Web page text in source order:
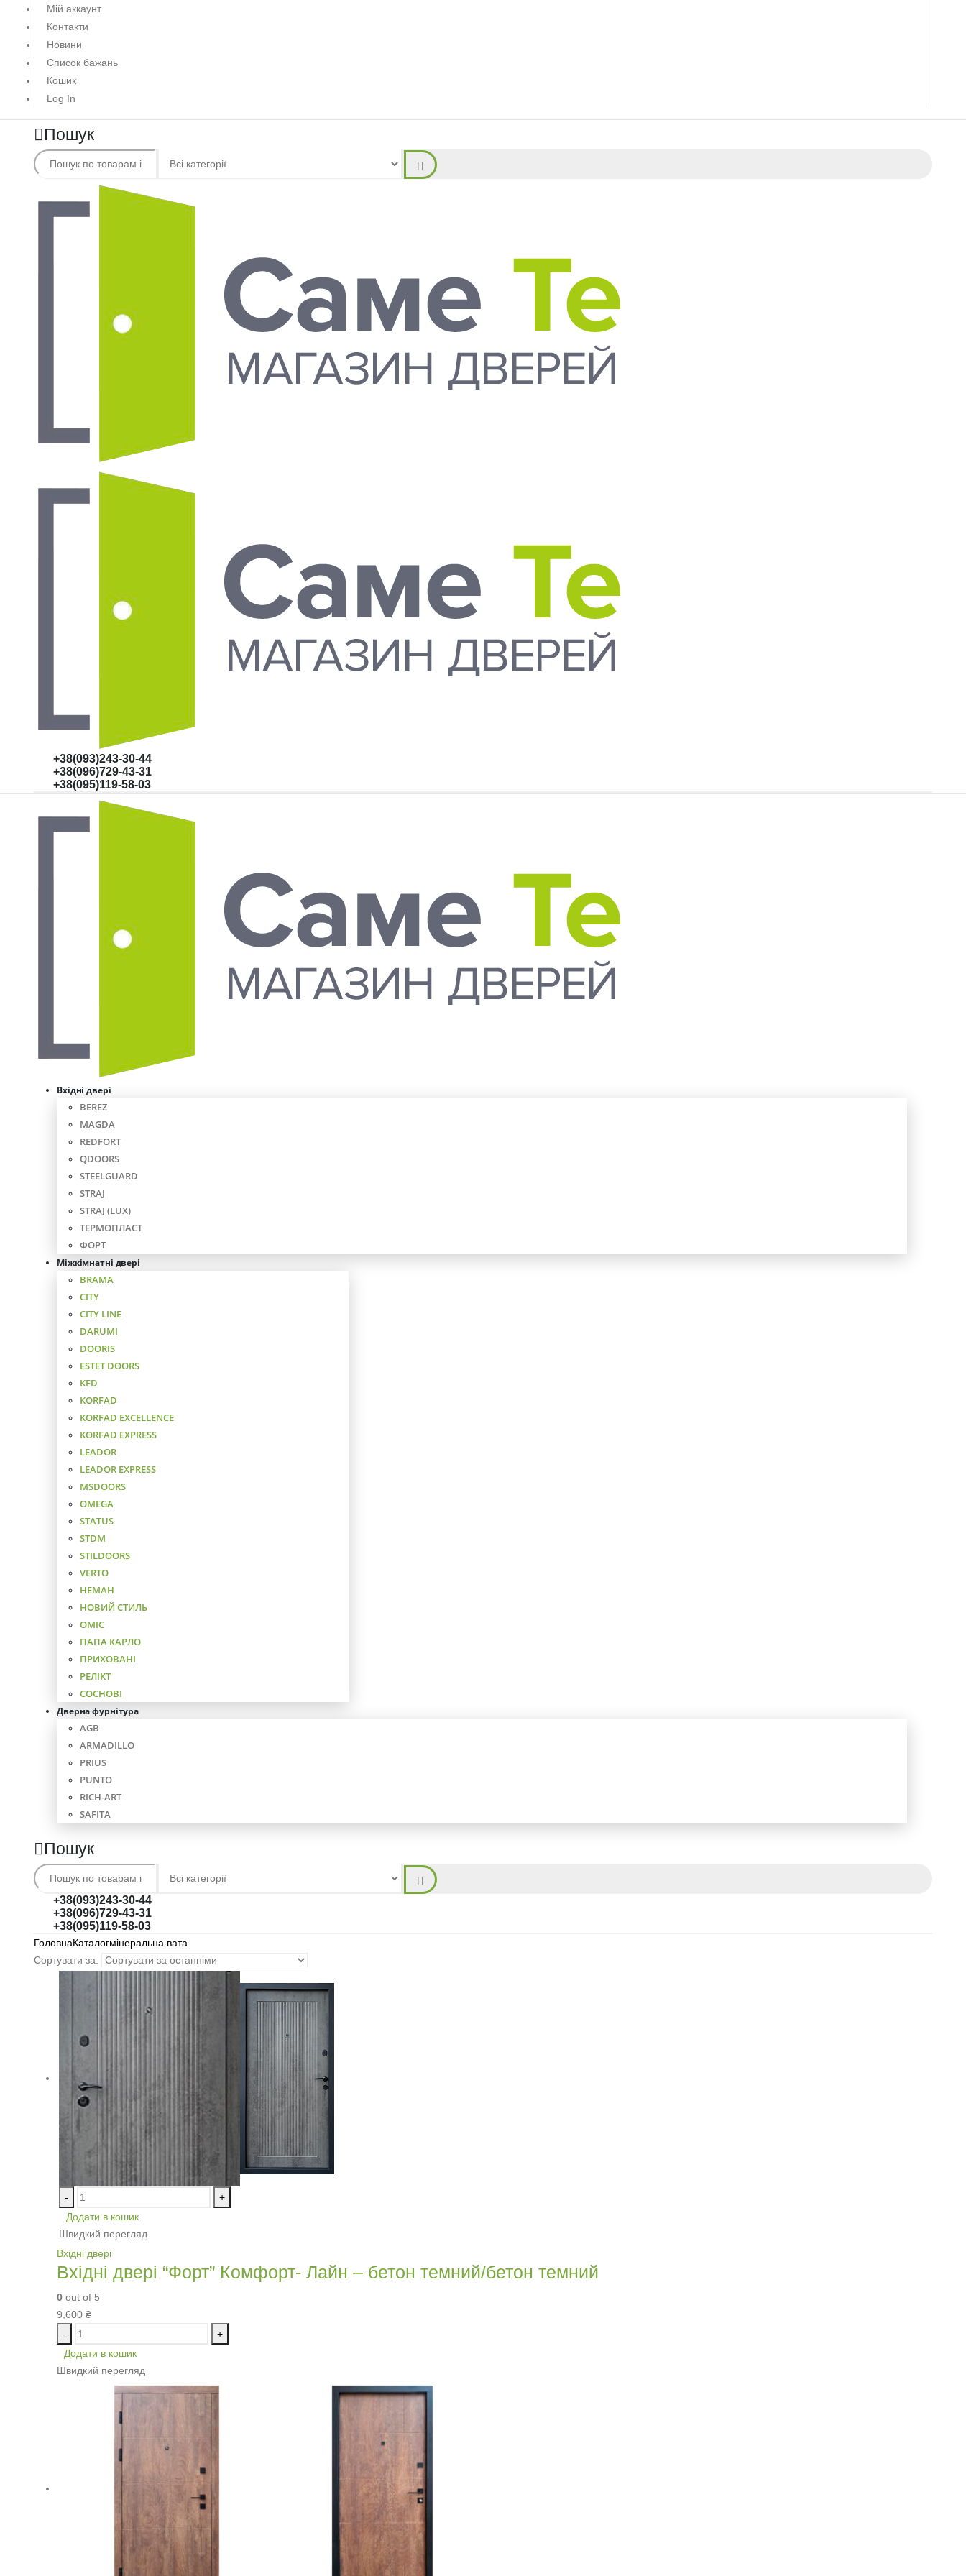
Мій аккаунт
Контакти
Новини
Список бажань
Кошик
Log In
Пошук
+38(093)243-30-44
+38(096)729-43-31
+38(095)119-58-03
Вхідні двері
BEREZ
MAGDA
REDFORT
QDOORS
STEELGUARD
STRAJ
STRAJ (LUX)
ТЕРМОПЛАСТ
ФОРТ
Міжкімнатні двері
BRAMA
CITY
CITY LINE
DARUMI
DOORIS
ESTET DOORS
KFD
KORFAD
KORFAD EXCELLENCE
KORFAD EXPRESS
LEADOR
LEADOR EXPRESS
MSDOORS
OMEGA
STATUS
STDM
STILDOORS
VERTO
НЕМАН
НОВИЙ СТИЛЬ
ОМІС
ПАПА КАРЛО
ПРИХОВАНІ
РЕЛІКТ
СОСНОВІ
Дверна фурнітура
AGB
ARMADILLO
PRIUS
PUNTO
RICH-ART
SAFITA
Пошук
+38(093)243-30-44
+38(096)729-43-31
+38(095)119-58-03
ГоловнаКаталогмінеральна вата
Сортувати за:
-
+
Додати в кошик
Швидкий перегляд
Вхідні двері
Вхідні двері “Форт” Комфорт- Лайн – бетон темний/бетон темний
0 out of 5
9,600 ₴
-
+
Додати в кошик
Швидкий перегляд